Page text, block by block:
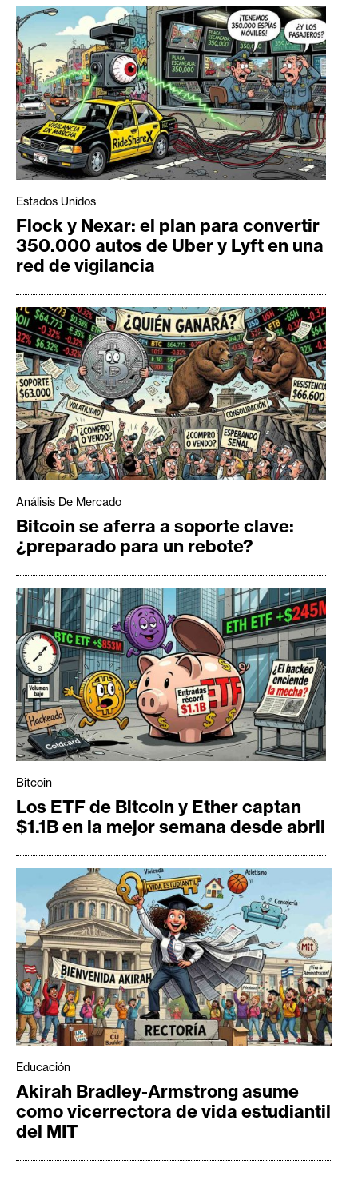
Estados Unidos
Flock y Nexar: el plan para convertir
350.000 autos de Uber y Lyft en una
red de vigilancia
Análisis De Mercado
Bitcoin se aferra a soporte clave:
¿preparado para un rebote?
Bitcoin
Los ETF de Bitcoin y Ether captan
$1.1B en la mejor semana desde abril
Educación
Akirah Bradley-Armstrong asume
como vicerrectora de vida estudiantil
del MIT